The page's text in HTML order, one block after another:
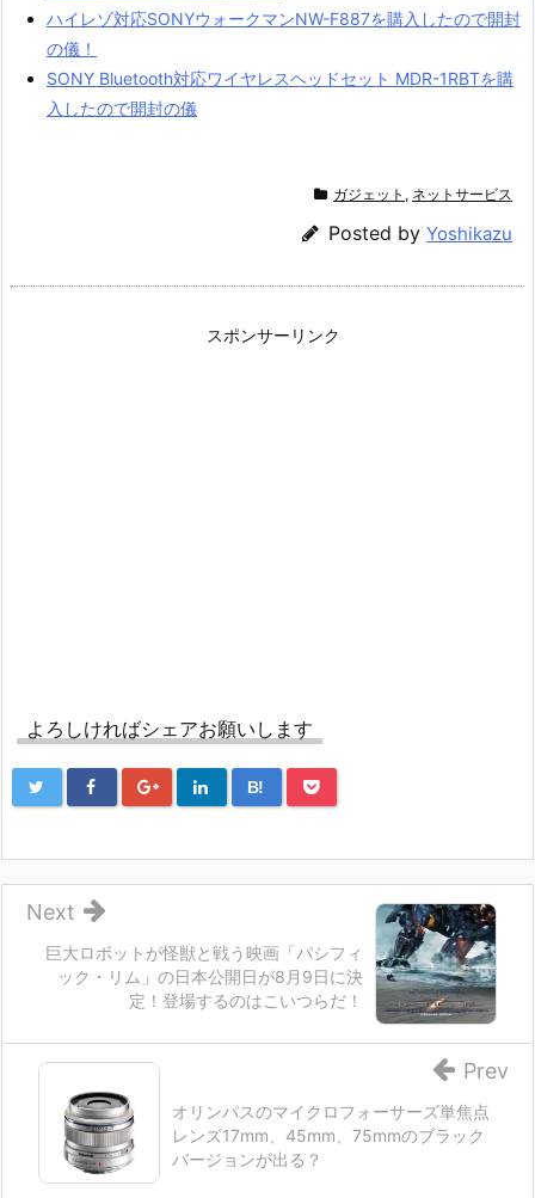
ハイレゾ対応SONYウォークマンNW-F887を購入したので開封
の儀！
SONY Bluetooth対応ワイヤレスヘッドセット MDR-1RBTを購
入したので開封の儀
ガジェット , ネットサービス
Posted by Yoshikazu
スポンサーリンク
よろしければシェアお願いします
B!
巨大ロボットが怪獣と戦う映画「パシフィ
ック・リム」の日本公開日が8月9日に決
定！登場するのはこいつらだ！
Next
オリンパスのマイクロフォーサーズ単焦点
レンズ17mm、45mm、75mmのブラック
バージョンが出る？
Prev